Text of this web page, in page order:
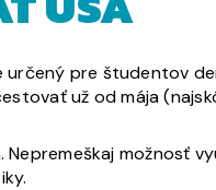
je určený pre
už od mája
Nepremeškaj možnosť